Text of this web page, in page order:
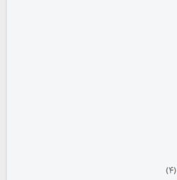
(۴)